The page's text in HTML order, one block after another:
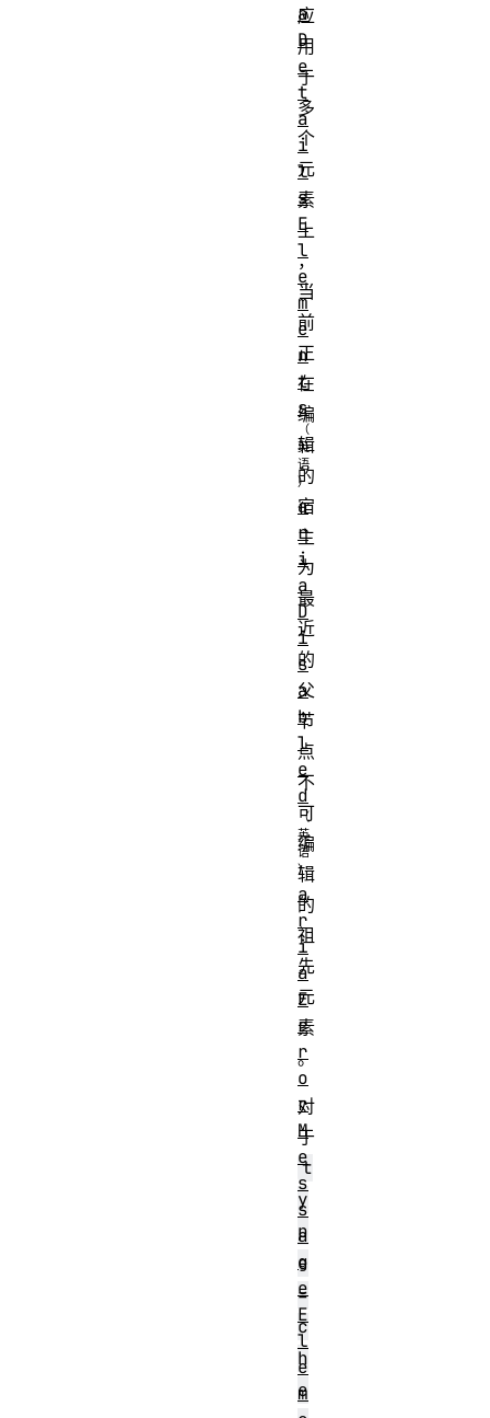
应
用
于
多
个
元
素
上
，
当
前
正
在
编
辑
的
宿
主
为
最
近
的
父
节
点
不
可
编
辑
的
祖
先
元
素
。
对
于
t
y
p
e
=
c
h
e
a
D
e
t
a
i
l
s
E
l
e
m
e
n
t
s
a
r
i
a
D
i
s
a
b
l
e
d
a
r
i
a
E
r
r
o
r
M
e
s
s
a
g
e
E
l
e
m